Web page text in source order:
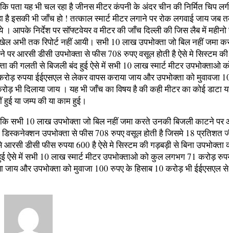
पता यह भी चल रहा है जीनस मीटर कंपनी के अंदर चीन की निर्मित चिप
है इसकी भी जाँच हो ! तत्काल स्मार्ट मीटर लगाने पर रोक लगवाई जाय जब
आपके निर्देश पर सॉफ्टवेयर व मीटर की जाँच दिल्ली की जिस लैब में
अभी तक रिपोर्ट नहीं आयी। सभी 10 लाख उपभोक्ता जो बिल नहीं जमा
पर आरसी डीसी उपभोक्ता से फीस 708 रुपए वसूल होती है ऐसे मे सिस्टम
की गलती से बिजली बंद हुई ऐसे में सभी 10 लाख स्मार्ट मीटर उपभोक्ताओ
रुपया ईईएसएल से लेकर वापस कराया जाय और उपभोक्ता को मुवावजा
भी दिलाया जाय । यह भी जाँच का विषय है की कही मीटर का कोई डाटा
हुई या जम्प की या काम हुई।
सभी 10 लाख उपभोक्ता जो बिल नहीं जमा करते उनकी बिजली काटने पर
उपभोक्ता से फीस 708 रुपए वसूल होती है जिसमे 18 प्रतिशत
आरसी डीसी फीस रुपया 600 है ऐसे मे सिस्टम की गड़बड़ी से बिना उपभोक्ता
ऐसे में सभी 10 लाख स्मार्ट मीटर उपभोक्ताओ को कुल लगभग 71 करोड़
जाय और उपभोक्ता को मुवाजा 100 रुपए के हिसाब 10 करोड़ भी ईईएसएल से